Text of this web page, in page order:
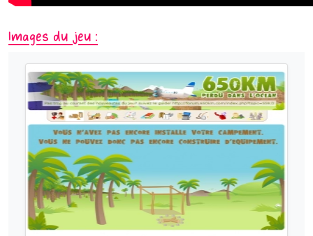
Images du jeu :